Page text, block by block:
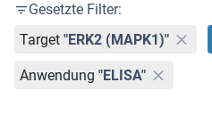
Gesetzte Filter:
Target "ERK2 (MAPK1)"
Anwendung "ELISA"